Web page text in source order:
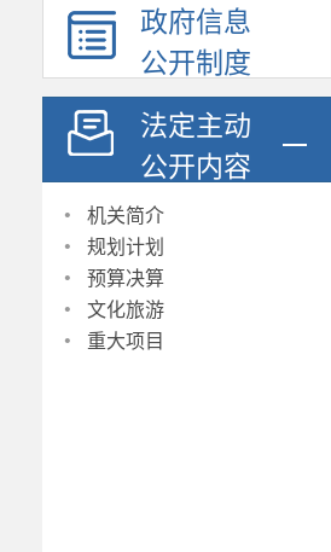
政府信息
公开制度
法定主动
公开内容
· 机关简介
· 规划计划
· 预算决算
· 文化旅游
· 重大项目